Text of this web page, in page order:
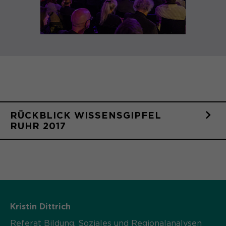
RÜCKBLICK WISSENSGIPFEL
RUHR 2017
Kristin Dittrich
Referat Bildung, Soziales und Regionalanalysen